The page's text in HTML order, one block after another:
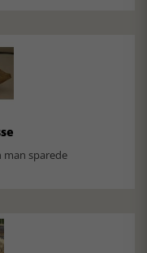
sparede